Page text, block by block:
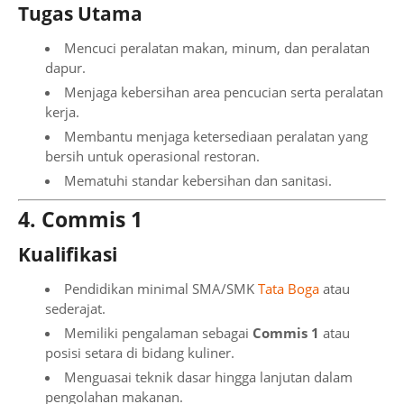
Tugas Utama
Mencuci peralatan makan, minum, dan peralatan
dapur.
Menjaga kebersihan area pencucian serta peralatan
kerja.
Membantu menjaga ketersediaan peralatan yang
bersih untuk operasional restoran.
Mematuhi standar kebersihan dan sanitasi.
4. Commis 1
Kualifikasi
Pendidikan minimal SMA/SMK Tata Boga atau
sederajat.
Memiliki pengalaman sebagai Commis 1 atau
posisi setara di bidang kuliner.
Menguasai teknik dasar hingga lanjutan dalam
pengolahan makanan.